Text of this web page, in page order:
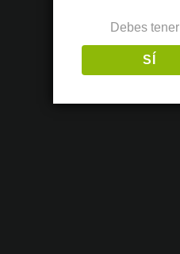
Debes tener
SÍ